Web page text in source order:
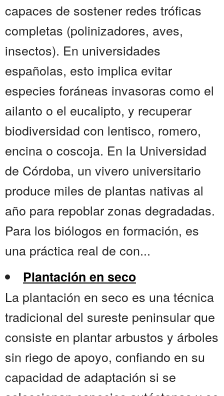
capaces de sostener redes tróficas
completas (polinizadores, aves,
insectos). En universidades
españolas, esto implica evitar
especies foráneas invasoras como el
ailanto o el eucalipto, y recuperar
biodiversidad con lentisco, romero,
encina o coscoja. En la Universidad
de Córdoba, un vivero universitario
produce miles de plantas nativas al
año para repoblar zonas degradadas.
Para los biólogos en formación, es
una práctica real de con...
Plantación en seco
La plantación en seco es una técnica
tradicional del sureste peninsular que
consiste en plantar arbustos y árboles
sin riego de apoyo, confiando en su
capacidad de adaptación si se